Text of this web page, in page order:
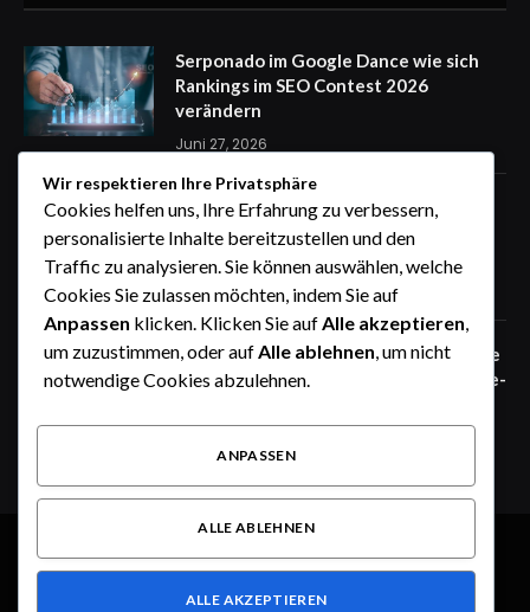
Serponado im Google Dance wie sich
Rankings im SEO Contest 2026
verändern
Juni 27, 2026
Zaunfelder von WIŚNIOWSKI –
professionelle Lösungen für sichere
Unternehmensgelände
Juni 25, 2026
Zaunfelder von WIŚNIOWSKI – robuste
Systemlösungen für moderne Industrie-
© 2026 Alle Rechte vorbehalten.Heute im Fokus
Wir respektieren Ihre Privatsphäre
Cookies helfen uns, Ihre Erfahrung zu verbessern,
personalisierte Inhalte bereitzustellen und den
Traffic zu analysieren. Sie können auswählen, welche
Cookies Sie zulassen möchten, indem Sie auf
Anpassen klicken. Klicken Sie aufAlle akzeptieren,
um zuzustimmen, oder aufAlle ablehnen, um nicht
notwendige Cookies abzulehnen.
ANPASSEN
ALLE ABLEHNEN
ALLE AKZEPTIEREN